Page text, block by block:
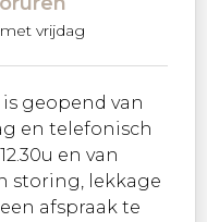
vrijdag
geopend van
en telefonisch
en van
storing, lekkage
afspraak te